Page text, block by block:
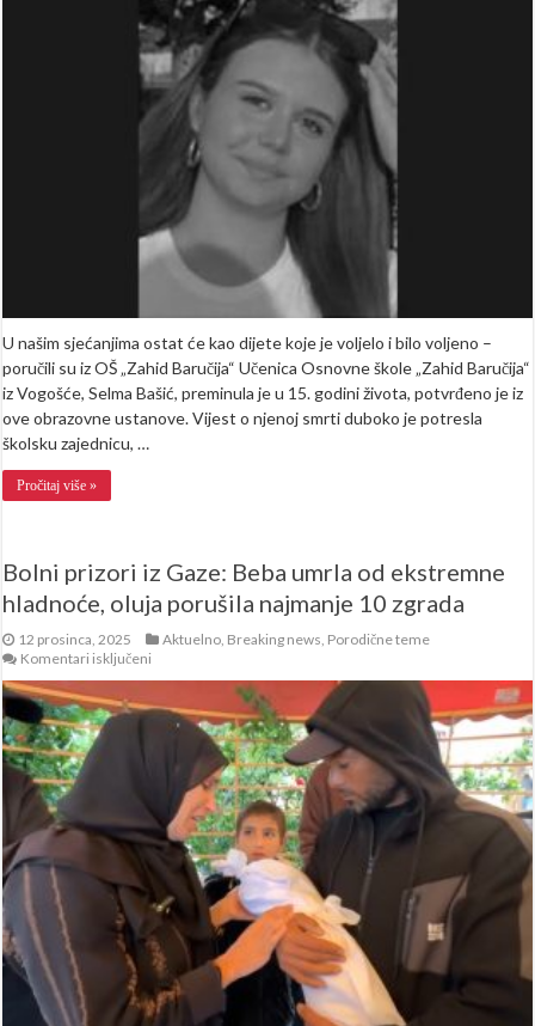
svojoj
15.
godini:
“Imala
je
planove
nosili
naprijed,
zajedno
sa
svojim
razredom”
U našim sjećanjima ostat će kao dijete koje je voljelo i bilo voljeno –
poručili su iz OŠ „Zahid Baručija“ Učenica Osnovne škole „Zahid Baručija“
iz Vogošće, Selma Bašić, preminula je u 15. godini života, potvrđeno je iz
ove obrazovne ustanove. Vijest o njenoj smrti duboko je potresla
školsku zajednicu, …
Pročitaj više »
Bolni prizori iz Gaze: Beba umrla od ekstremne
hladnoće, oluja porušila najmanje 10 zgrada
12 prosinca, 2025 Aktuelno Breaking news Porodične teme
Komentari isključeni
iz
Gaze:
umrla
ekstremne
hladnoće,
oluja
porušila
najmanje
zgrada